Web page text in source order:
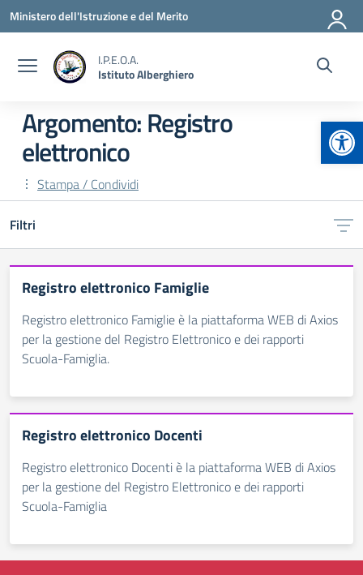
Vai ai contenuti
Vai al menu di navigazione
Vai al footer
Ministero dell'Istruzione e del Merito
I.P.E.O.A.
Istituto Alberghiero
Argomento: Registro
elettronico
Stampa / Condividi
Filtri
Registro elettronico Famiglie
Registro elettronico Famiglie è la piattaforma WEB di Axios
per la gestione del Registro Elettronico e dei rapporti
Scuola-Famiglia.
Registro elettronico Docenti
Registro elettronico Docenti è la piattaforma WEB di Axios
per la gestione del Registro Elettronico e dei rapporti
Scuola-Famiglia